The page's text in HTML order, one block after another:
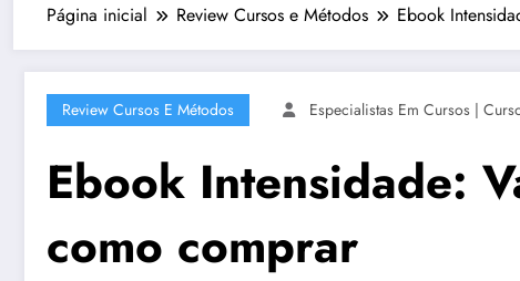
Página inicial Review Cursos e Métodos Ebook
Review Cursos E Métodos Especialistas Em Cursos |
Ebook Intensidade:
como comprar